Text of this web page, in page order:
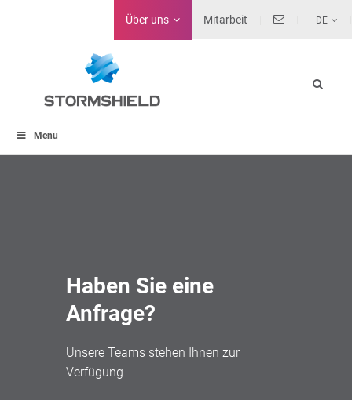
Über uns Mitarbeit DE
Menu
Haben Sie eine
Anfrage?
Unsere Teams stehen Ihnen zur
Verfügung